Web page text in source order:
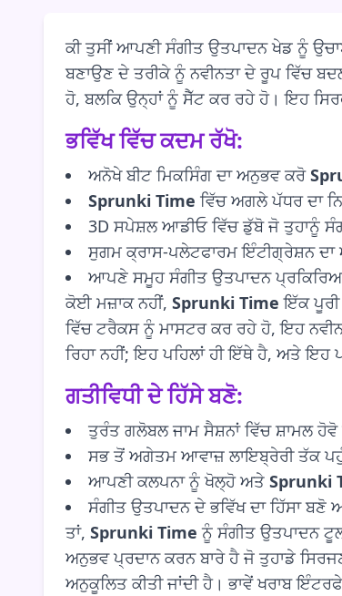
ਕੀ ਤੁਸੀਂ ਆਪਣੀ ਸੰਗੀਤ ਉਤਪਾਦਨ ਖੇਡ ਨੂੰ
ਬਣਾਉਣ ਦੇ ਤਰੀਕੇ ਨੂੰ ਨਵੀਨਤਾ ਦੇ ਰੂਪ ਵਿੱਚ
ਹੋ, ਬਲਕਿ ਉਨ੍ਹਾਂ ਨੂੰ ਸੈੱਟ ਕਰ ਰਹੇ ਹੋ। ਇਹ
ਭਵਿੱਖ ਵਿੱਚ ਕਦਮ ਰੱਖੋ:
ਅਨੋਖੇ ਬੀਟ ਮਿਕਸਿੰਗ ਦਾ ਅਨੁਭਵ ਕਰੋ
Sprunki Time ਵਿੱਚ ਅਗਲੇ ਪੱਧਰ ਦਾ
3D ਸਪੇਸ਼ਲ ਆਡੀਓ ਵਿੱਚ ਡੁੱਬੋ ਜੋ ਤੁਹਾਨੂੰ
ਸੁਗਮ ਕ੍ਰਾਸ-ਪਲੇਟਫਾਰਮ ਇੰਟੀਗ੍ਰੇਸ਼ਨ
ਆਪਣੇ ਸਮੂਹ ਸੰਗੀਤ ਉਤਪਾਦਨ
ਕੋਈ ਮਜ਼ਾਕ ਨਹੀਂ, Sprunki Time ਇੱਕ ਪੂਰੀ
ਵਿੱਚ ਟਰੈਕਸ ਨੂੰ ਮਾਸਟਰ ਕਰ ਰਹੇ ਹੋ, ਇਹ
ਰਿਹਾ ਨਹੀਂ; ਇਹ ਪਹਿਲਾਂ ਹੀ ਇੱਥੇ ਹੈ, ਅਤੇ ਇਹ
ਗਤੀਵਿਧੀ ਦੇ ਹਿੱਸੇ ਬਣੋ:
ਤੁਰੰਤ ਗਲੋਬਲ ਜਾਮ ਸੈਸ਼ਨਾਂ ਵਿੱਚ ਸ਼ਾਮਲ
ਸਭ ਤੋਂ ਅਗੇਤਮ ਆਵਾਜ਼ ਲਾਇਬ੍ਰੇਰੀ ਤੱਕ
ਆਪਣੀ ਕਲਪਨਾ ਨੂੰ ਖੋਲ੍ਹੋ ਅਤੇ Sprunki
ਸੰਗੀਤ ਉਤਪਾਦਨ ਦੇ ਭਵਿੱਖ ਦਾ ਹਿੱਸਾ ਬਣੋ
ਤਾਂ, Sprunki Time ਨੂੰ ਸੰਗੀਤ ਉਤਪਾਦਨ
ਅਨੁਭਵ ਪ੍ਰਦਾਨ ਕਰਨ ਬਾਰੇ ਹੈ ਜੋ ਤੁਹਾਡੇ
ਅਨੁਕੂਲਿਤ ਕੀਤੀ ਜਾਂਦੀ ਹੈ। ਭਾਵੇਂ ਖਰਾਬ